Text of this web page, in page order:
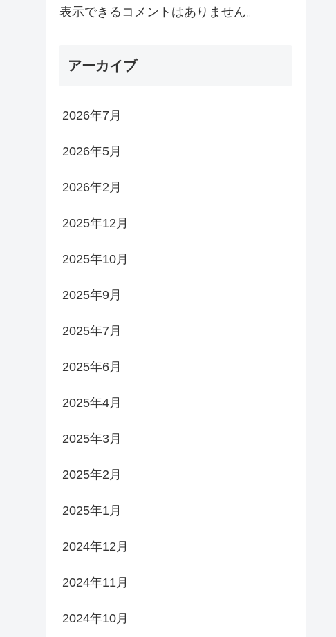
表示できるコメントはありません。
アーカイブ
2026年7月
2026年5月
2026年2月
2025年12月
2025年10月
2025年9月
2025年7月
2025年6月
2025年4月
2025年3月
2025年2月
2025年1月
2024年12月
2024年11月
2024年10月